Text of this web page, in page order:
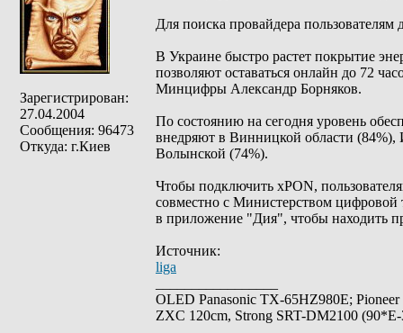
Зарегистрирован:
27.04.2004
Сообщения: 96473
Откуда: г.Киев
Для поиска провайдера пользователям
В Украине быстро растет покрытие
позволяют оставаться онлайн до 72
Минцифры Александр Борняков.
По состоянию на сегодня уровень
внедряют в Винницкой области (84%),
Волынской (74%).
Чтобы подключить xPON,
совместно с Министерством
в приложение "Дия", чтобы находить
Источник:
liga
OLED Panasonic TX-65HZ980E;
ZXC 120cm, Strong SRT-DM2100